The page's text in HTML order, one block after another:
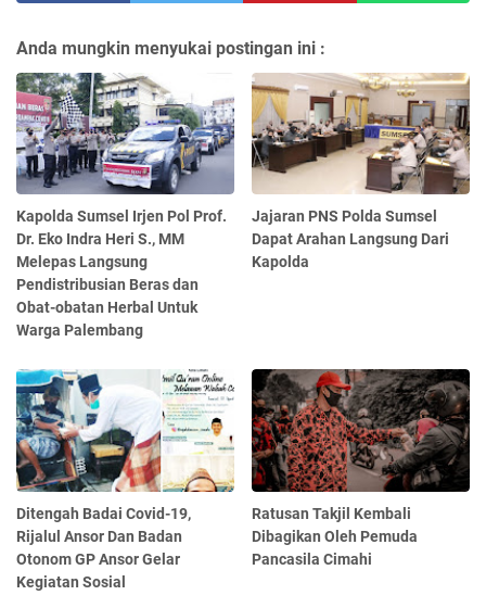
Anda mungkin menyukai postingan ini :
Kapolda Sumsel Irjen Pol Prof.
Dr. Eko Indra Heri S., MM
Melepas Langsung
Pendistribusian Beras dan
Obat-obatan Herbal Untuk
Warga Palembang
Jajaran PNS Polda Sumsel
Dapat Arahan Langsung Dari
Kapolda
Ditengah Badai Covid-19,
Rijalul Ansor Dan Badan
Otonom GP Ansor Gelar
Kegiatan Sosial
Ratusan Takjil Kembali
Dibagikan Oleh Pemuda
Pancasila Cimahi